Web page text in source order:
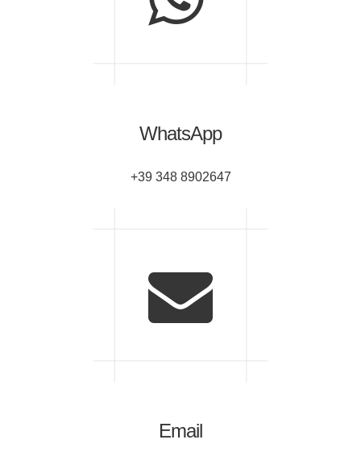
WhatsApp
+39 348 8902647
Email